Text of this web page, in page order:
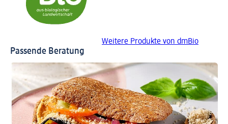
Weitere Produkte von dmBio
Passende Beratung